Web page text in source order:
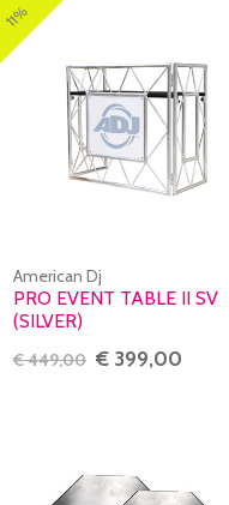
11%
American Dj
PRO EVENT TABLE II SV
(SILVER)
€ 449,00 € 399,00